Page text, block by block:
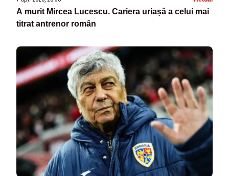
A murit Mircea Lucescu. Cariera uriașă a celui mai
titrat antrenor român